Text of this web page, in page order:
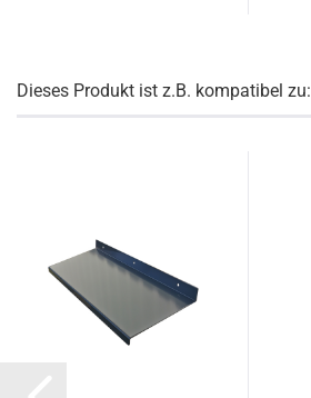
Dieses Produkt ist z.B. kompatibel zu: